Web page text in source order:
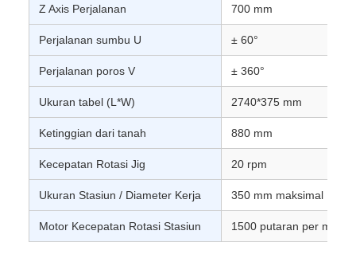
Z Axis Perjalanan 700 mm
Perjalanan sumbu U ± 60°
Perjalanan poros V ± 360°
Ukuran tabel (L*W) 2740*375 mm
Ketinggian dari tanah 880 mm
Kecepatan Rotasi Jig 20 rpm
Ukuran Stasiun / Diameter Kerja 350 mm maksimal
Motor Kecepatan Rotasi Stasiun 1500 putaran per menit